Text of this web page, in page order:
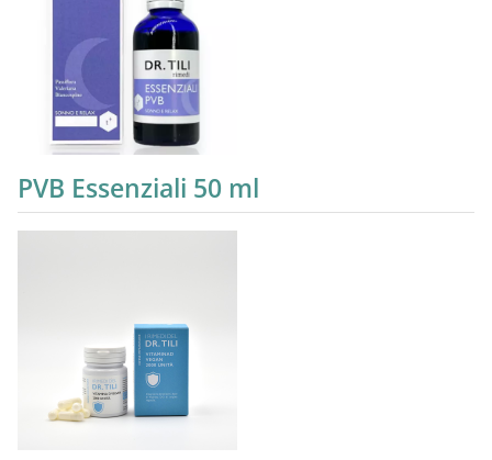
PVB Essenziali 50 ml